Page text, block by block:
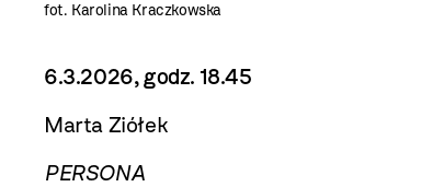
fot. Karolina Kraczkowska
6.3.2026, godz. 18.45
Marta Ziółek
PERSONA